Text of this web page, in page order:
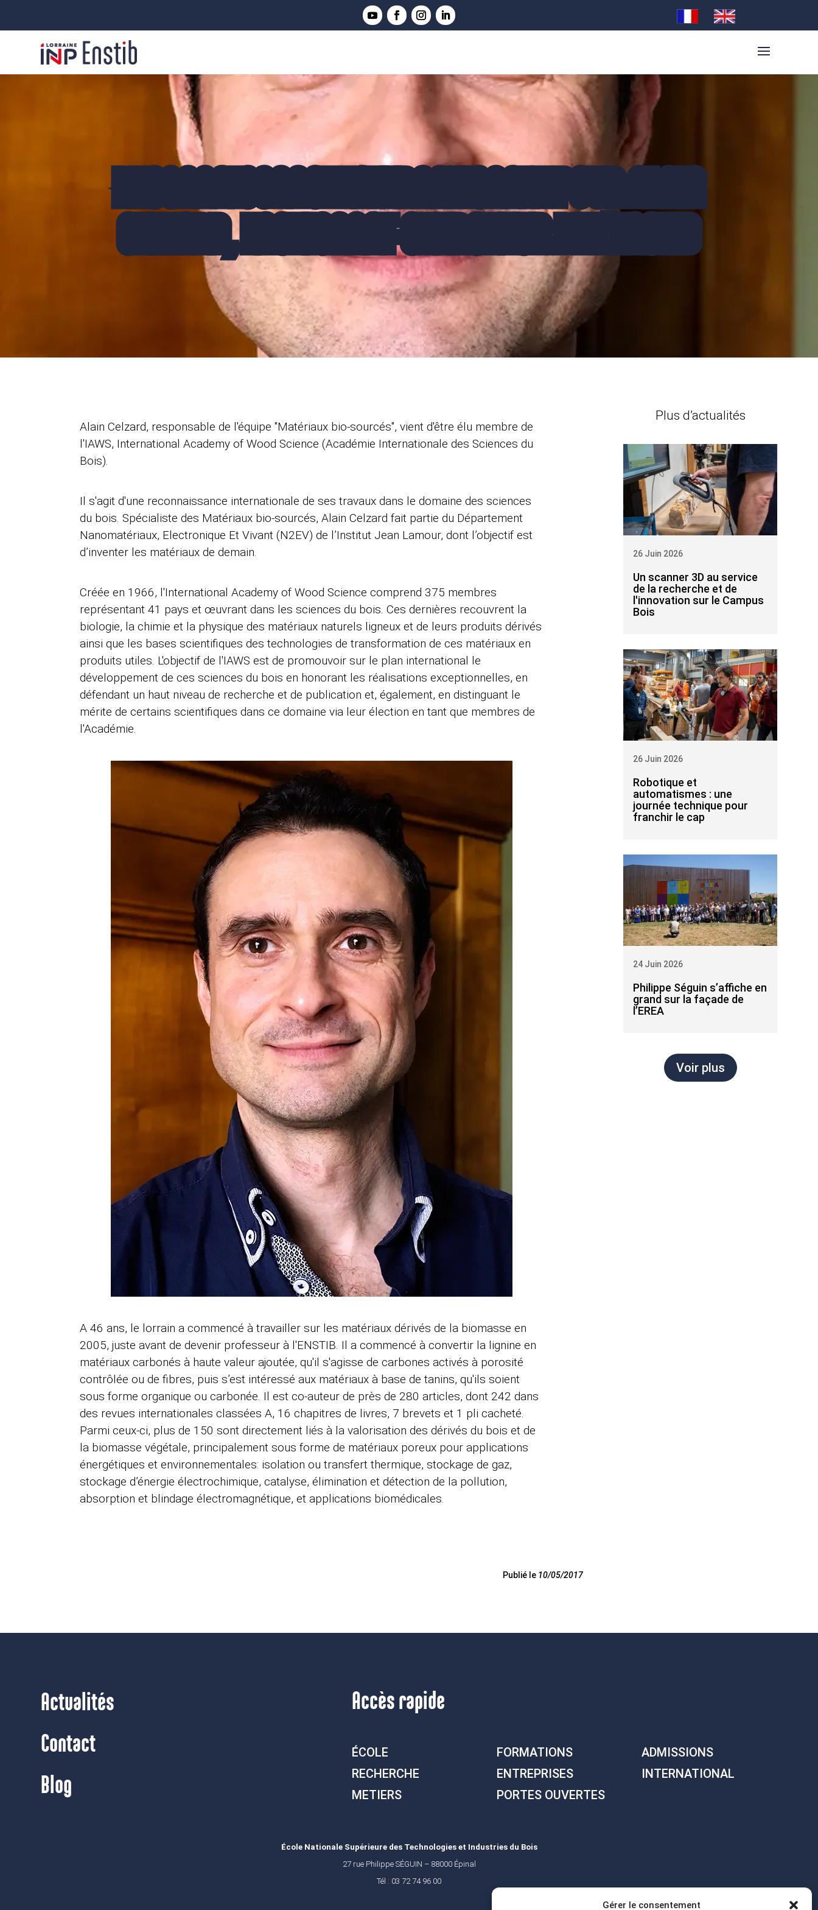
Gérer le consentement
RECONNAISSANCE INTERNATIONALE POUR ALAIN
CELZARD, ENSEIGNANT-CHERCHEUR DE L'ENSTIB
Alain Celzard, responsable de l'équipe "Matériaux bio-sourcés", vient d'être élu membre de
l'IAWS, International Academy of Wood Science (Académie Internationale des Sciences du
Bois).
Il s'agit d'une reconnaissance internationale de ses travaux dans le domaine des sciences
du bois. Spécialiste des Matériaux bio-sourcés, Alain Celzard fait partie du Département
Nanomatériaux, Electronique Et Vivant (N2EV) de l’Institut Jean Lamour, dont l’objectif est
d’inventer les matériaux de demain.
Créée en 1966, l'International Academy of Wood Science comprend 375 membres
représentant 41 pays et œuvrant dans les sciences du bois. Ces dernières recouvrent la
biologie, la chimie et la physique des matériaux naturels ligneux et de leurs produits dérivés
ainsi que les bases scientifiques des technologies de transformation de ces matériaux en
produits utiles. L'objectif de l'IAWS est de promouvoir sur le plan international le
développement de ces sciences du bois en honorant les réalisations exceptionnelles, en
défendant un haut niveau de recherche et de publication et, également, en distinguant le
mérite de certains scientifiques dans ce domaine via leur élection en tant que membres de
l'Académie.
A 46 ans, le lorrain a commencé à travailler sur les matériaux dérivés de la biomasse en
2005, juste avant de devenir professeur à l'ENSTIB. Il a commencé à convertir la lignine en
matériaux carbonés à haute valeur ajoutée, qu'il s'agisse de carbones activés à porosité
contrôlée ou de fibres, puis s’est intéressé aux matériaux à base de tanins, qu'ils soient
sous forme organique ou carbonée. Il est co-auteur de près de 280 articles, dont 242 dans
des revues internationales classées A, 16 chapitres de livres, 7 brevets et 1 pli cacheté.
Parmi ceux-ci, plus de 150 sont directement liés à la valorisation des dérivés du bois et de
la biomasse végétale, principalement sous forme de matériaux poreux pour applications
énergétiques et environnementales: isolation ou transfert thermique, stockage de gaz,
stockage d’énergie électrochimique, catalyse, élimination et détection de la pollution,
absorption et blindage électromagnétique, et applications biomédicales.
Publié le 10/05/2017
Plus d’actualités
Un scanner 3D au service
de la recherche et de
l'innovation sur le Campus
Bois
26 Juin 2026
Robotique et
automatismes : une
journée technique pour
franchir le cap
26 Juin 2026
Philippe Séguin s’affiche en
grand sur la façade de
l’EREA
24 Juin 2026
Voir plus
Actualités
Contact
Blog
Accès rapide
ÉCOLE FORMATIONS
ADMISSIONS
RECHERCHE
ENTREPRISES
INTERNATIONAL
METIERS
PORTES OUVERTES
École Nationale Supérieure des Technologies et Industries du Bois
27 rue Philippe SÉGUIN – 88000 Épinal
Tél : 03 72 74 96 00